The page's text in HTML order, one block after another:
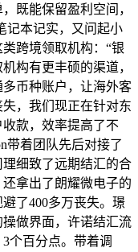
既能保留盈利空间，
记本记实，又问起小
跨境领取机构：“银
构有更丰硕的渠道，
币种账户，让海外客
，我们现正在针对东
款，效率提高了不
带着团队先后对接了
细致了远期结汇的合
拿出了朗耀微电子的
了400多万丧失。璟
做界面，许诺结汇流
个百分点。带着调